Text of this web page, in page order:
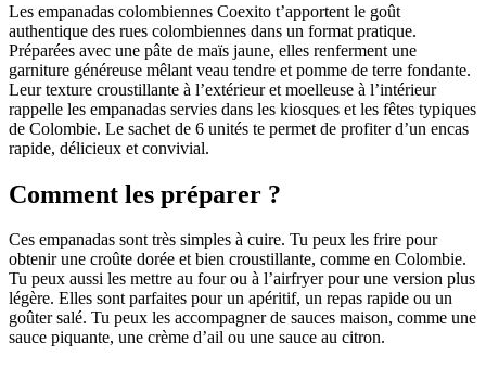
Les empanadas colombiennes Coexito t’apportent le goût
authentique des rues colombiennes dans un format pratique.
Préparées avec une pâte de maïs jaune, elles renferment une
garniture généreuse mêlant veau tendre et pomme de terre fondante.
Leur texture croustillante à l’extérieur et moelleuse à l’intérieur
rappelle les empanadas servies dans les kiosques et les fêtes typiques
de Colombie. Le sachet de 6 unités te permet de profiter d’un encas
rapide, délicieux et convivial.
Comment les préparer ?
Ces empanadas sont très simples à cuire. Tu peux les frire pour
obtenir une croûte dorée et bien croustillante, comme en Colombie.
Tu peux aussi les mettre au four ou à l’airfryer pour une version plus
légère. Elles sont parfaites pour un apéritif, un repas rapide ou un
goûter salé. Tu peux les accompagner de sauces maison, comme une
sauce piquante, une crème d’ail ou une sauce au citron.